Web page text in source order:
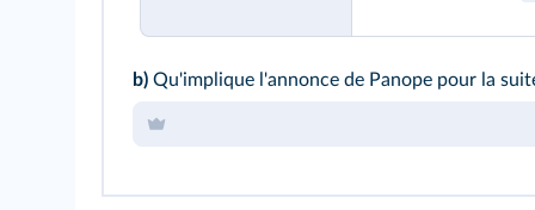
b) Qu'implique l'annonce de Panope pour la